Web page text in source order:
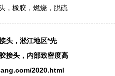
， 橡胶 ， 燃烧 ， 脱硫
头，淞江地区*先
接头，内部致密度高
2020.html